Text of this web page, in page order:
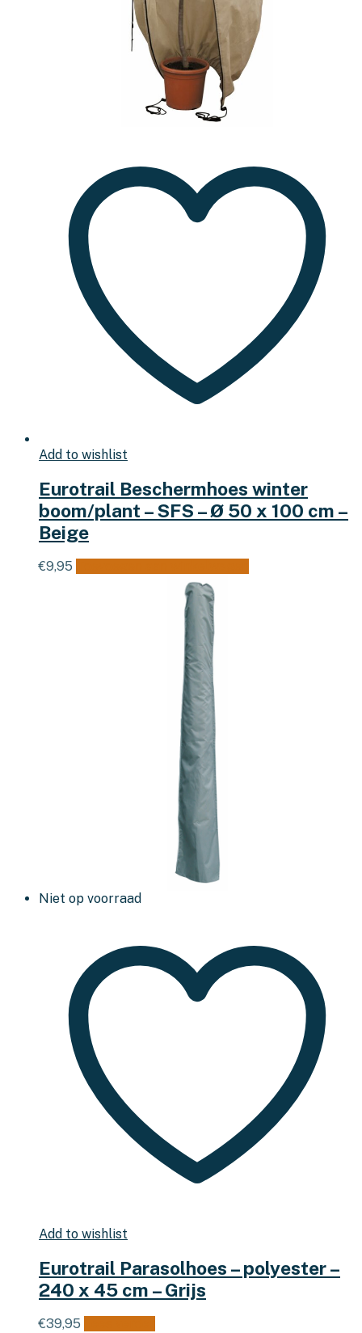
Add to wishlist
Eurotrail Beschermhoes winter
boom/plant – SFS – Ø 50 x 100 cm –
Beige
€9,95
Niet op voorraad
Add to wishlist
Eurotrail Parasolhoes – polyester –
240 x 45 cm – Grijs
€39,95